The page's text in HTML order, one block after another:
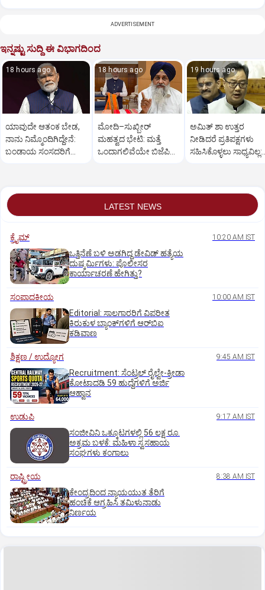
ADVERTISEMENT
ಇನ್ನಷ್ಟು ಸುದ್ದಿ ಈ ವಿಭಾಗದಿಂದ
18 hours ago
ಯಾವುದೇ ಆತಂಕ ಬೇಡ,
ನಾನು ನಿಮ್ಮೊಂದಿಗಿದ್ದೇನೆ:
ಬಂಡಾಯ ಸಂಸದರಿಗೆ
18 hours ago
ಮೋದಿ–ಸುಖ್ಬೀರ್
ಮಹತ್ವದ ಭೇಟಿ: ಮತ್ತೆ
ಒಂದಾಗಲಿವೆಯೇ ಬಿಜೆಪಿ–
19 hours ago
ಅಮಿತ್ ಶಾ ಉತ್ತರ
ನೀಡಿದರೆ ಪ್ರತಿಪಕ್ಷಗಳು
ಸಹಿಸಿಕೊಳ್ಳಲು ಸಾಧ್ಯವಿಲ್ಲ:
LATEST NEWS
ಕ್ರೈಮ್ 10:20 AM IST
ಒತ್ತಿನೆಣೆ ಬಳಿ ಅಡಗಿದ್ದ ಡೇವಿಡ್‌ ಹತ್ಯೆಯ
ದುಷ್ಕರ್ಮಿಗಳು: ಪೊಲೀಸರ
ಕಾರ್ಯಾಚರಣೆ ಹೇಗಿತ್ತು?
ಸಂಪಾದಕೀಯ 10:00 AM IST
Editorial: ಸಾಲಗಾರರಿಗೆ ವಿಪರೀತ
ಕಿರುಕುಳ ಬ್ಯಾಂಕ್‌ಗಳಿಗೆ ಆರ್‌ಬಿಐ
ಕಡಿವಾಣ
ಶಿಕ್ಷಣ / ಉದ್ಯೋಗ 9:45 AM IST
Recruitment: ಸೆಂಟ್ರಲ್‌ ರೈಲ್ವೇ-ಕ್ರೀಡಾ
ಕೋಟಾದಡಿ 59 ಹುದ್ದೆಗಳಿಗೆ ಅರ್ಜಿ
ಆಹ್ವಾನ
ಉಡುಪಿ 9:17 AM IST
ಸಂಜೀವಿನಿ ಒಕ್ಕೂಟಗಳಲ್ಲಿ 56 ಲಕ್ಷ ರೂ.
ಅಕ್ರಮ ಬಳಕೆ: ಮಹಿಳಾ ಸ್ವಸಹಾಯ
ಸಂಘಗಳು ಕಂಗಾಲು
ರಾಷ್ಟ್ರೀಯ 8:38 AM IST
ಕೇಂದ್ರದಿಂದ ನ್ಯಾಯಯುತ ತೆರಿಗೆ
ಹಂಚಿಕೆ ಆಗ್ರಹಿಸಿ ತಮಿಳುನಾಡು
ನಿರ್ಣಯ